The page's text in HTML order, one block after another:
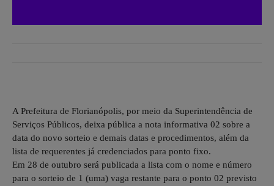
A Prefeitura de Florianópolis, por meio da Superintendência de
Serviços Públicos, deixa pública a nota informativa 02 sobre a
data do novo sorteio e demais datas e procedimentos, além da
lista de requerentes já credenciados para ponto fixo.
Em 28 de outubro será publicada a lista com o nome e número
para o sorteio de 1 (uma) vaga restante para o ponto 02 previsto